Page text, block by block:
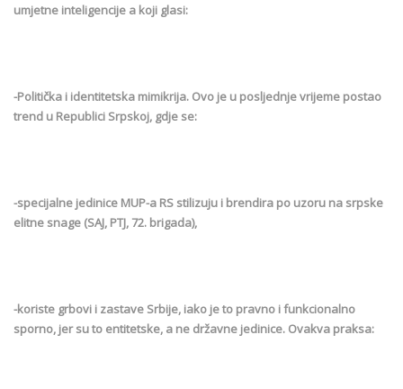
umjetne inteligencije a koji glasi:
-Politička i identitetska mimikrija. Ovo je u posljednje vrijeme postao
trend u Republici Srpskoj, gdje se:
-specijalne jedinice MUP-a RS stilizuju i brendira po uzoru na srpske
elitne snage (SAJ, PTJ, 72. brigada),
-koriste grbovi i zastave Srbije, iako je to pravno i funkcionalno
sporno, jer su to entitetske, a ne državne jedinice. Ovakva praksa: